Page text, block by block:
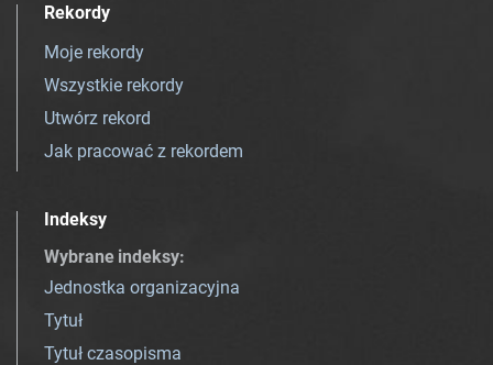
Rekordy
Moje rekordy
Wszystkie rekordy
Utwórz rekord
Jak pracować z rekordem
Indeksy
Wybrane indeksy:
Jednostka organizacyjna
Tytuł
Tytuł czasopisma